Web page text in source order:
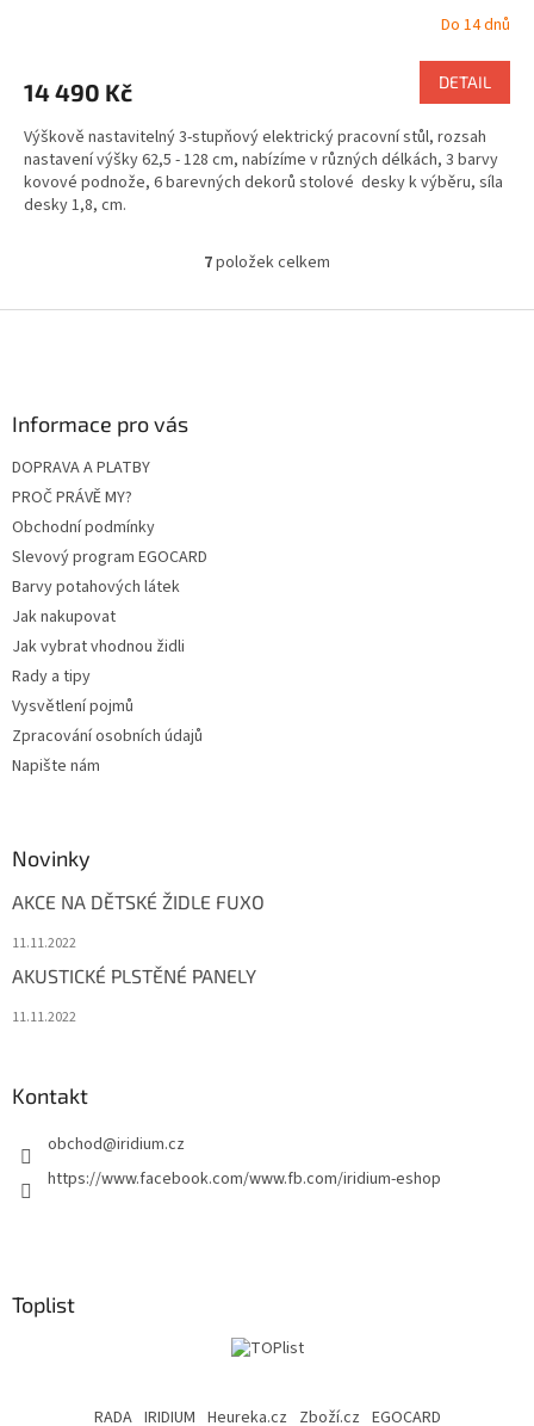
Do 14 dnů
14 490 Kč DETAIL
Výškově nastavitelný 3-stupňový elektrický pracovní stůl, rozsah
nastavení výšky62,5 - 128 cm, nabízíme v různých délkách, 3 barvy
kovové podnože, 6 barevných dekorů stolové desky k výběru, síla
desky 1,8, cm.
O
l
7položek celkem
Informace pro vás
DOPRAVA A PLATBY
PROČ PRÁVĚ MY?
Obchodní podmínky
Slevový program EGOCARD
Barvy potahových látek
Jak nakupovat
Jak vybrat vhodnou židli
Rady a tipy
Vysvětlení pojmů
Zpracování osobních údajů
Napište nám
Novinky
AKCE NA DĚTSKÉ ŽIDLE FUXO
11.11.2022
AKUSTICKÉ PLSTĚNÉ PANELY
11.11.2022
Kontakt
obchod@iridium.cz
https://www.facebook.com/www.fb.com/iridium-eshop
Toplist
RADA IRIDIUM Heureka.cz Zboží.cz EGOCARD